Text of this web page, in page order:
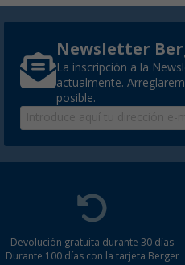
Newsletter
La inscripción a la
actualmente.
posible.
Devolución gratuita durante 30 días
Durante 100 días con la tarjeta Berger